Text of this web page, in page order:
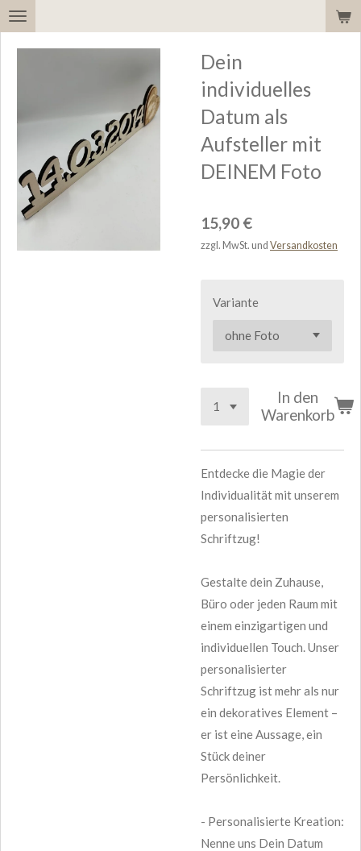
Zum
Dein
individuelles
Datum als
Aufsteller mit
DEINEM Foto
15,90 €
zzgl. MwSt. und Versandkosten
Variante
In den
Warenkorb
Entdecke die Magie der
Individualität mit unserem
personalisierten
Schriftzug!
Gestalte dein Zuhause,
Büro oder jeden Raum mit
einem einzigartigen und
individuellen Touch. Unser
personalisierter
Schriftzug ist mehr als nur
ein dekoratives Element –
er ist eine Aussage, ein
Stück deiner
Persönlichkeit.
- Personalisierte Kreation:
Nenne uns Dein Datum